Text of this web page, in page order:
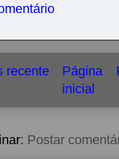
recente
Página
inicial
Postar